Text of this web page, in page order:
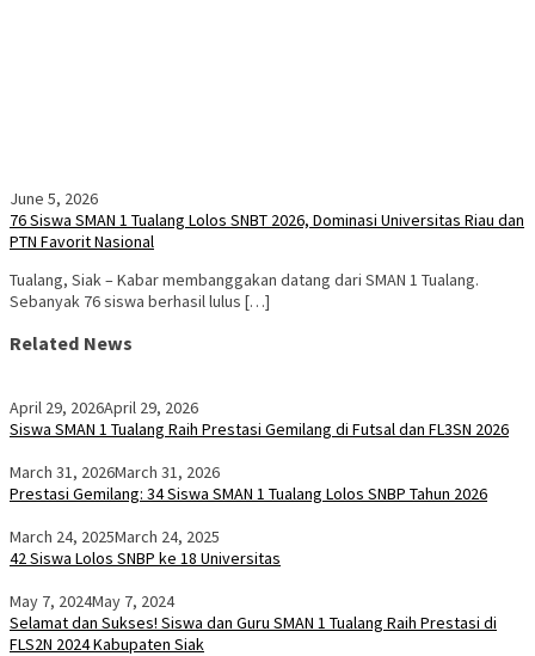
June 5, 2026
76 Siswa SMAN 1 Tualang Lolos SNBT 2026, Dominasi Universitas Riau dan
PTN Favorit Nasional
Tualang, Siak – Kabar membanggakan datang dari SMAN 1 Tualang.
Sebanyak 76 siswa berhasil lulus […]
Related News
April 29, 2026April 29, 2026
Siswa SMAN 1 Tualang Raih Prestasi Gemilang di Futsal dan FL3SN 2026
March 31, 2026March 31, 2026
Prestasi Gemilang: 34 Siswa SMAN 1 Tualang Lolos SNBP Tahun 2026
March 24, 2025March 24, 2025
42 Siswa Lolos SNBP ke 18 Universitas
May 7, 2024May 7, 2024
Selamat dan Sukses! Siswa dan Guru SMAN 1 Tualang Raih Prestasi di
FLS2N 2024 Kabupaten Siak